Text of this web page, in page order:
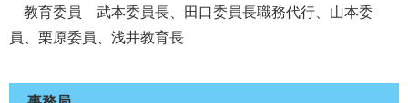
教育委員 武本委員長、田口委員長職務代行、山本委
員、栗原委員、浅井教育長